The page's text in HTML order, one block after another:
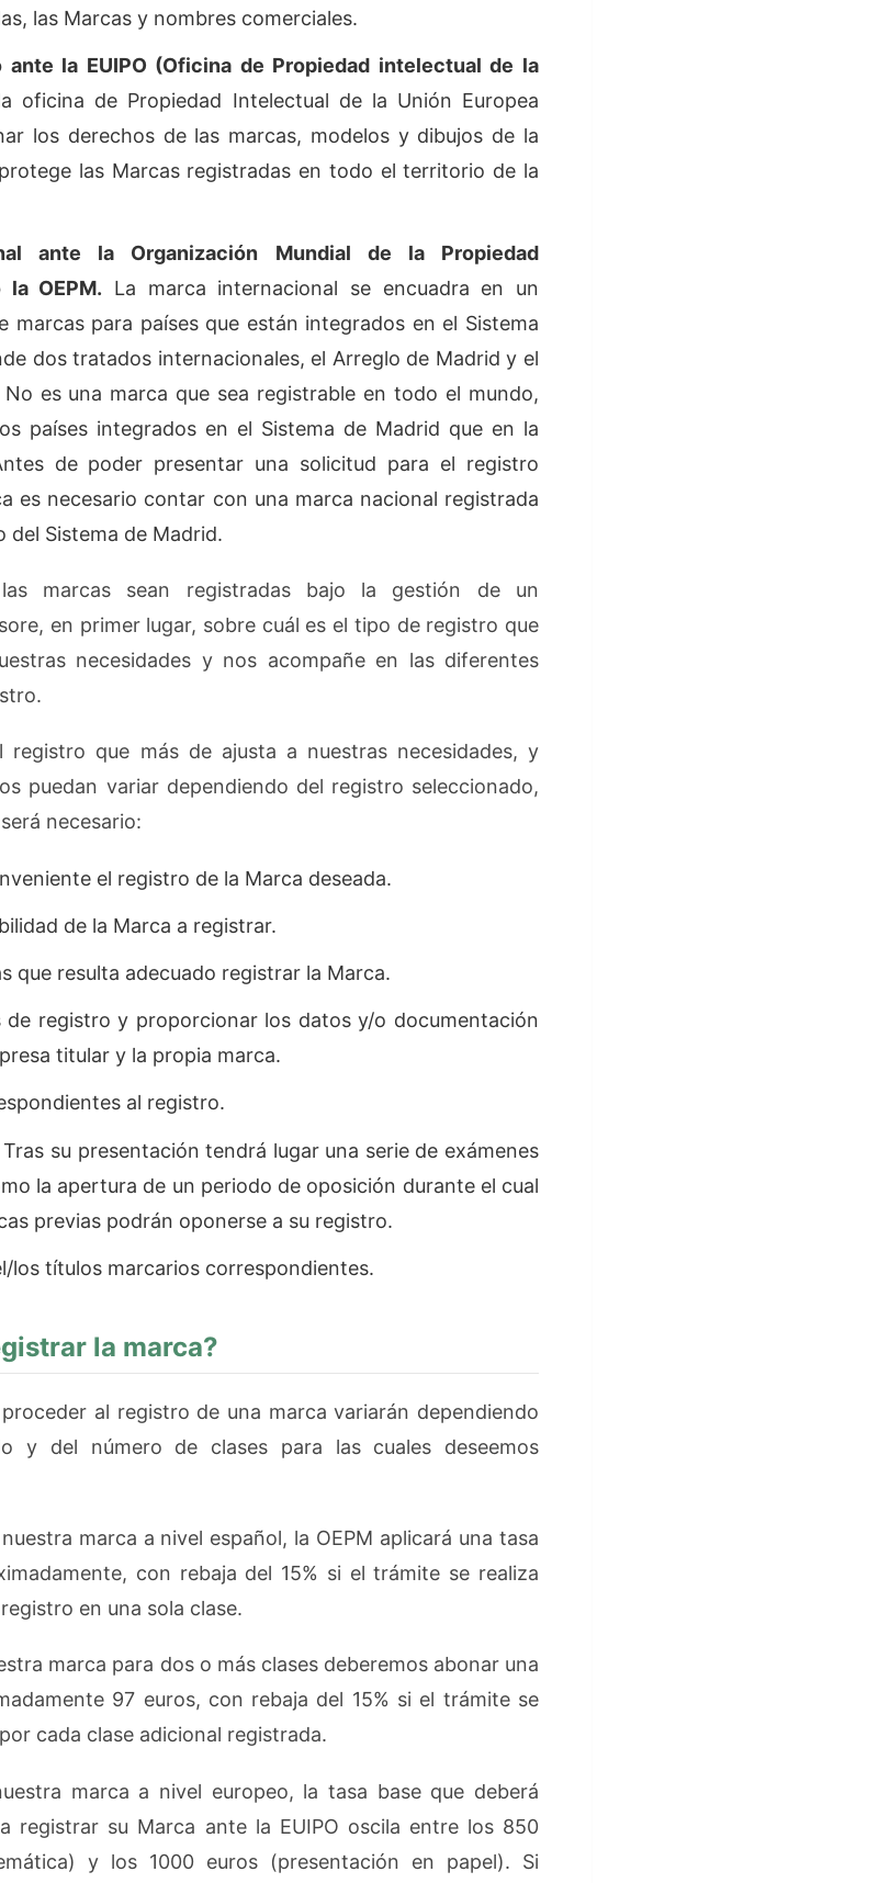
las Marcas y nombres comerciales.
ante la EUIPO (Oficina de Propiedad intelectual de la
oficina de Propiedad Intelectual de la Unión Europea
los derechos de las marcas, modelos y dibujos de la
las Marcas registradas en todo el territorio de la
ante la Organización Mundial de la Propiedad
OEPM. La marca internacional se encuadra en un
marcas para países que están integrados en el Sistema
dos tratados internacionales, el Arreglo de Madrid y el
es una marca que sea registrable en todo el mundo,
países integrados en el Sistema de Madrid que en la
de poder presentar una solicitud para el registro
es necesario contar con una marca nacional registrada
del Sistema de Madrid.
marcas sean registradas bajo la gestión de un
en primer lugar, sobre cuál es el tipo de registro que
necesidades y nos acompañe en las diferentes
registro que más de ajusta a nuestras necesidades, y
puedan variar dependiendo del registro seleccionado,
necesario:
el registro de la Marca deseada.
de la Marca a registrar.
que resulta adecuado registrar la Marca.
de registro y proporcionar los datos y/o documentación
titular y la propia marca.
al registro.
su presentación tendrá lugar una serie de exámenes
la apertura de un periodo de oposición durante el cual
previas podrán oponerse a su registro.
los títulos marcarios correspondientes.
la marca?
al registro de una marca variarán dependiendo
y del número de clases para las cuales deseemos
marca a nivel español, la OEPM aplicará una tasa
con rebaja del 15% si el trámite se realiza
en una sola clase.
marca para dos o más clases deberemos abonar una
97 euros, con rebaja del 15% si el trámite se
cada clase adicional registrada.
marca a nivel europeo, la tasa base que deberá
registrar su Marca ante la EUIPO oscila entre los 850
y los 1000 euros (presentación en papel). Si